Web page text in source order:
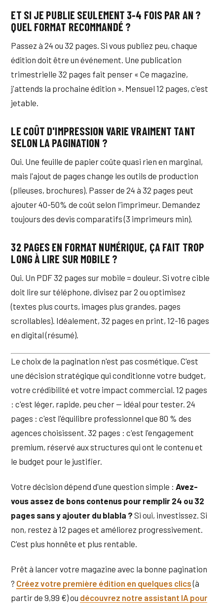
ET SI JE PUBLIE SEULEMENT 3-4 FOIS PAR AN ?
QUEL FORMAT RECOMMANDÉ ?
Passez à 24 ou 32 pages. Si vous publiez peu, chaque
édition doit être un événement. Une publication
trimestrielle 32 pages fait penser « Ce magazine,
j'attends la prochaine édition ». Mensuel 12 pages, c'est
jetable.
LE COÛT D'IMPRESSION VARIE VRAIMENT TANT
SELON LA PAGINATION ?
Oui. Une feuille de papier coûte quasi rien en marginal,
mais l'ajout de pages change les outils de production
(plieuses, brochures). Passer de 24 à 32 pages peut
ajouter 40-50% de coût selon l'imprimeur. Demandez
toujours des devis comparatifs (3 imprimeurs min).
32 PAGES EN FORMAT NUMÉRIQUE, ÇA FAIT TROP
LONG À LIRE SUR MOBILE ?
Oui. Un PDF 32 pages sur mobile = douleur. Si votre cible
doit lire sur téléphone, divisez par 2 ou optimisez
(textes plus courts, images plus grandes, pages
scrollables). Idéalement, 32 pages en print, 12-16 pages
en digital (résumé).
Le choix de la pagination n'est pas cosmétique. C'est
une décision stratégique qui conditionne votre budget,
votre crédibilité et votre impact commercial. 12 pages
: c'est léger, rapide, peu cher — idéal pour tester. 24
pages : c'est l'équilibre professionnel que 80 % des
agences choisissent. 32 pages : c'est l'engagement
premium, réservé aux structures qui ont le contenu et
le budget pour le justifier.
Votre décision dépend d'une question simple :Avez-
vous assez de bons contenus pour remplir 24 ou 32
pages sans y ajouter du blabla ? Si oui, investissez. Si
non, restez à 12 pages et améliorez progressivement.
C'est plus honnête et plus rentable.
Prêt à lancer votre magazine avec la bonne pagination
? Créez votre première édition en quelques clics(à
partir de 9,99 €) ou découvrez notre assistant IA pour